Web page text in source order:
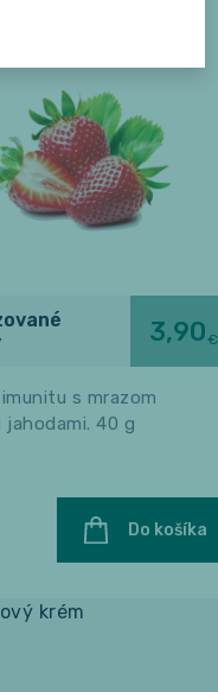
3,90€
s mrazom
jahodami. 40 g
Do košíka